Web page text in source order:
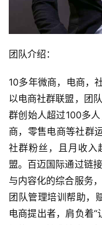
团队介绍：
10多年微商，电商，
以电商社群联盟，团
群创始人超过100多
商，零售电商等社群
社群粉丝，且月收
盟。百迈国际通过链
与内容化的综合服务
团队管理培训帮助，
电商提出者，肩负着